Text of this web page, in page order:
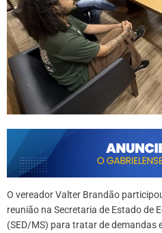
O vereador Valter Brandão
reunião na Secretaria de Estado de
(SED/MS) para tratar de demandas